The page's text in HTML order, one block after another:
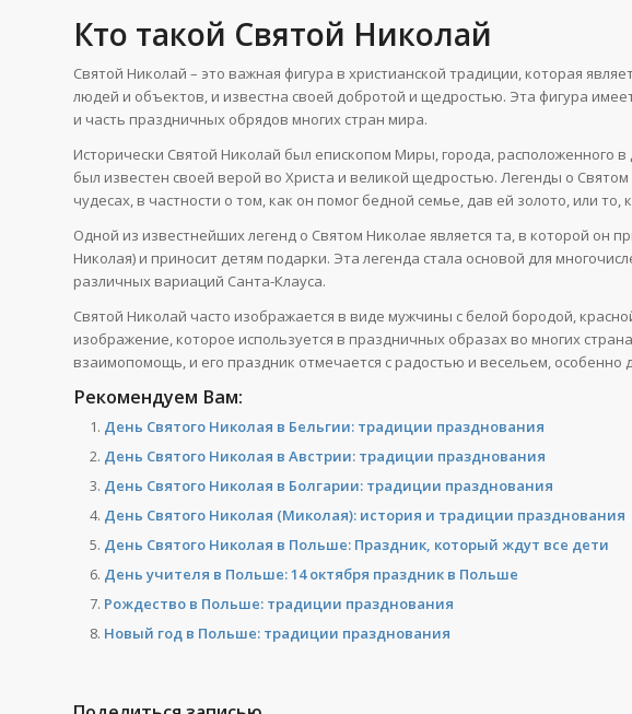
Кто такой Святой Николай
Святой Николай – это важная фигура в христианской традиции, которая
людей и объектов, и известна своей добротой и щедростью. Эта фигура
и часть праздничных обрядов многих стран мира.
Исторически Святой Николай был епископом Миры, города, расположенного
был известен своей верой во Христа и великой щедростью. Легенды о
чудесах, в частности о том, как он помог бедной семье, дав ей золото, или то,
Одной из известнейших легенд о Святом Николае является та, в которой он
Николая) и приносит детям подарки. Эта легенда стала основой для
различных вариаций Санта-Клауса.
Святой Николай часто изображается в виде мужчины с белой бородой,
изображение, которое используется в праздничных образах во многих
взаимопомощь, и его праздник отмечается с радостью и весельем, особенно
Рекомендуем Вам:
День Святого Николая в Бельгии: традиции празднования
День Святого Николая в Австрии: традиции празднования
День Святого Николая в Болгарии: традиции празднования
День Святого Николая (Миколая): история и традиции празднования
День Святого Николая в Польше: Праздник, который ждут все дети
День учителя в Польше: 14 октября праздник в Польше
Рождество в Польше: традиции празднования
Новый год в Польше: традиции празднования